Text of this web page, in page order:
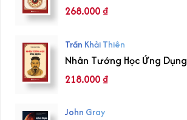
268.000₫
Trần Khải Thiên
Nhân Tướng Học Ứng Dụng
218.000₫
John Gray